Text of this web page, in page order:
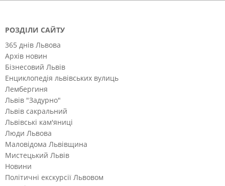
РОЗДІЛИ САЙТУ
365 днів Львова
Архів новин
Бізнесовий Львів
Енциклопедія львівських вулиць
Лембергиня
Львів "Задурно"
Львів сакральний
Львівські кам'яниці
Люди Львова
Маловідома Львівщина
Мистецький Львів
Новини
Політичні екскурсії Львовом